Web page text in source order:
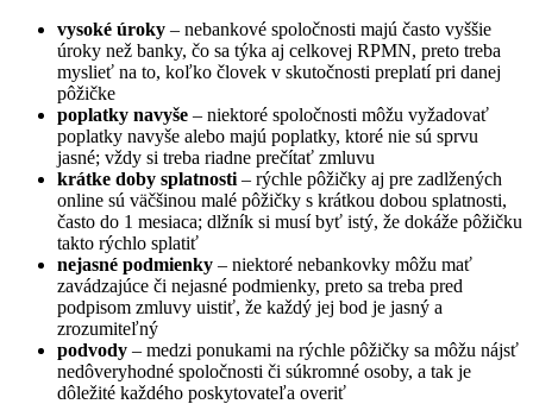
vysoké úroky – nebankové spoločnosti majú často vyššie
úroky než banky, čo sa týka aj celkovej RPMN, preto treba
myslieť na to, koľko človek v skutočnosti preplatí pri danej
pôžičke
poplatky navyše – niektoré spoločnosti môžu vyžadovať
poplatky navyše alebo majú poplatky, ktoré nie sú sprvu
jasné; vždy si treba riadne prečítať zmluvu
krátke doby splatnosti – rýchle pôžičky aj pre zadlžených
online sú väčšinou malé pôžičky s krátkou dobou splatnosti,
často do 1 mesiaca; dlžník si musí byť istý, že dokáže pôžičku
takto rýchlo splatiť
nejasné podmienky – niektoré nebankovky môžu mať
zavádzajúce či nejasné podmienky, preto sa treba pred
podpisom zmluvy uistiť, že každý jej bod je jasný a
zrozumiteľný
podvody – medzi ponukami na rýchle pôžičky sa môžu nájsť
nedôveryhodné spoločnosti či súkromné osoby, a tak je
dôležité každého poskytovateľa overiť